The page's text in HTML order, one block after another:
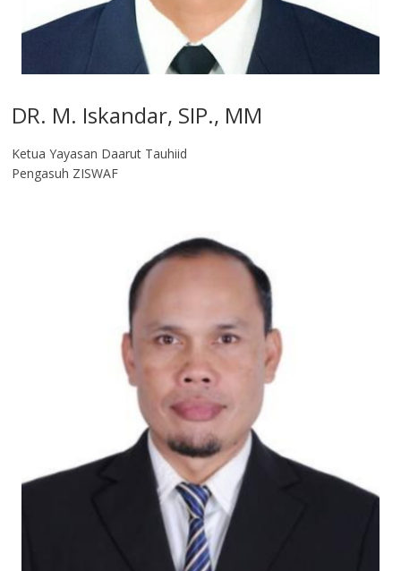
DR. M. Iskandar, SIP., MM
Ketua Yayasan Daarut Tauhiid
Pengasuh ZISWAF